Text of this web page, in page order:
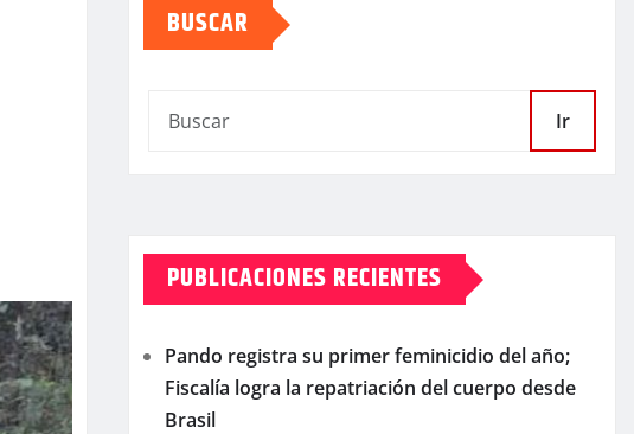
BUSCAR
Ir
PUBLICACIONES RECIENTES
Pando registra su primer feminicidio del año;
Fiscalía logra la repatriación del cuerpo desde
Brasil